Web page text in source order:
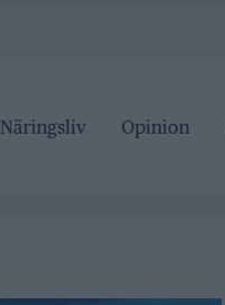
Näringsliv Opinion